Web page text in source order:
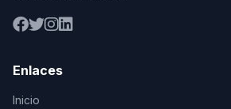
Enlaces
Inicio